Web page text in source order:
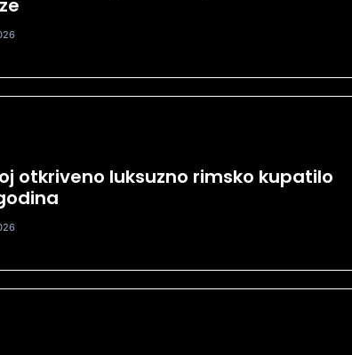
otkriveno luksuzno rimsko kupatilo